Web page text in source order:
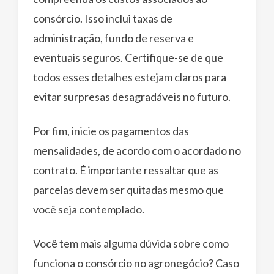
consórcio. Isso inclui taxas de
administração, fundo de reserva e
eventuais seguros. Certifique-se de que
todos esses detalhes estejam claros para
evitar surpresas desagradáveis no futuro.
Por fim, inicie os pagamentos das
mensalidades, de acordo com o acordado no
contrato. É importante ressaltar que as
parcelas devem ser quitadas mesmo que
você seja contemplado.
Você tem mais alguma dúvida sobre como
funciona o consórcio no agronegócio? Caso